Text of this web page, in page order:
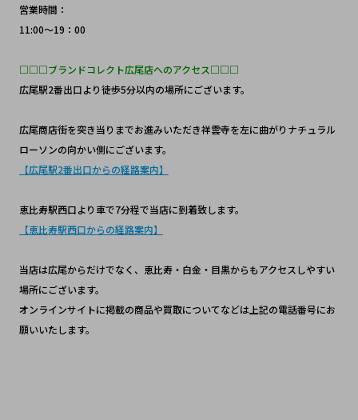
営業時間：
11:00～19：00
□□□ブランドコレクト広尾店へのアクセス□□□
広尾駅2番出口より徒歩5分以内の場所にございます。
広尾商店街を突き当りまでお進みいただき祥雲寺を左に曲がりナチュラル
ローソンの向かい側にございます。
【広尾駅2番出口からの経路案内】
恵比寿駅西口より車で7分程で当店に到着致します。
【恵比寿駅西口からの経路案内】
当店は広尾からだけでなく、恵比寿・白金・目黒からもアクセスしやすい
場所にございます。
オンラインサイトに掲載の商品や買取についてなどは上記の電話番号にお
願いいたします。